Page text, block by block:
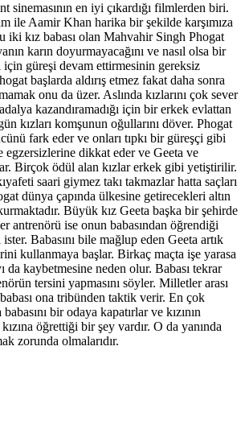
en iyi çıkardığı filmlerden biri.
ile Aamir Khan harika bir şekilde karşımıza
iki kız babası olan Mahvahir Singh Phogat
karın doyurmayacağını ve nasıl olsa bir
için güreşi devam ettirmesinin gereksiz
başlarda aldırış etmez fakat daha sonra
onu da üzer. Aslında kızlarını çok sever
kazandıramadığı için bir erkek evlattan
kızları komşunun oğullarını döver. Phogat
fark eder ve onları tıpkı bir güreşçi gibi
egzersizlerine dikkat eder ve Geeta ve
Birçok ödül alan kızlar erkek gibi yetiştirilir.
saari giymez takı takmazlar hatta saçları
dünya çapında ülkesine getirecekleri altın
Büyük kız Geeta başka bir şehirde
antrenörü ise onun babasından öğrendiği
ister. Babasını bile mağlup eden Geeta artık
kullanmaya başlar. Birkaç maçta işe yarasa
da kaybetmesine neden olur. Babası tekrar
tersini yapmasını söyler. Milletler arası
ona tribünden taktik verir. En çok
bir odaya kapatırlar ve kızının
öğrettiği bir şey vardır. O da yanında
zorunda olmalarıdır.